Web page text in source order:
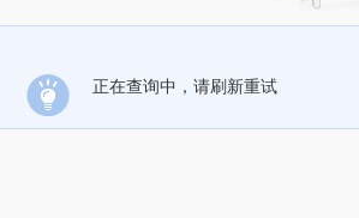
正在查询中，请刷新重试